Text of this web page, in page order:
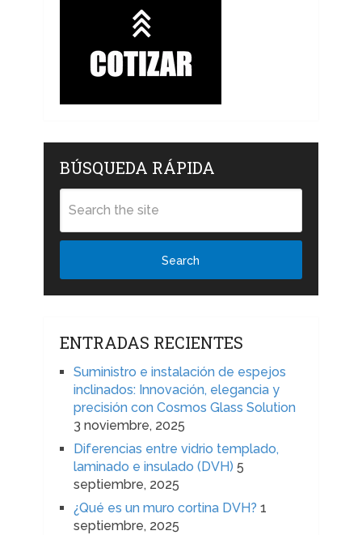
BÚSQUEDA RÁPIDA
Search
ENTRADAS RECIENTES
Suministro e instalación de espejos
inclinados: Innovación, elegancia y
precisión con Cosmos Glass Solution
3 noviembre, 2025
Diferencias entre vidrio templado,
laminado e insulado (DVH) 5
septiembre, 2025
¿Qué es un muro cortina DVH? 1
septiembre, 2025